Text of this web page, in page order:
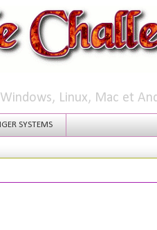
Linux, Mac et
SYSTEMS